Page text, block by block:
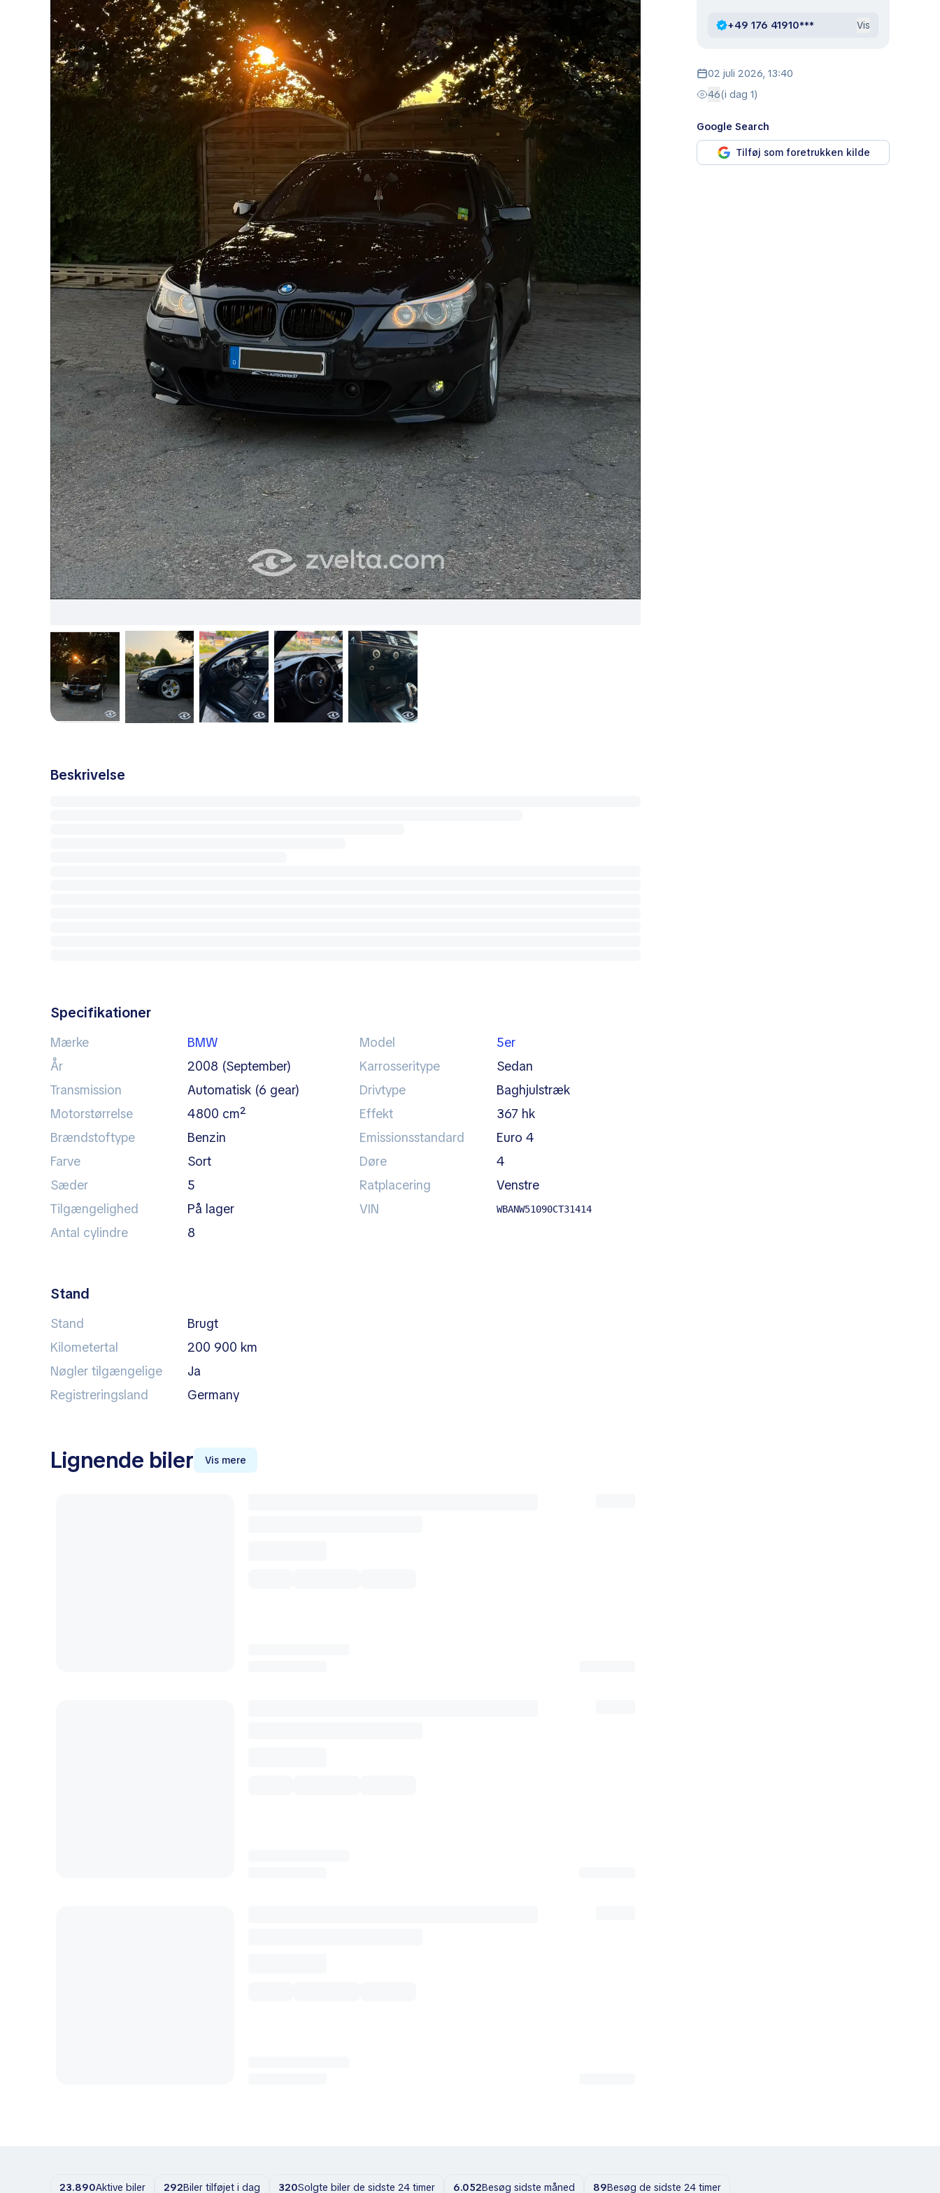
Beskrivelse
Specifikationer
Mærke BMW Model
5er
År
2008 (September) Karrosseritype
sedan
Transmission
automatisk (6 gear) Drivtype
baghjulstræk
Motorstørrelse
4800 cm² Effekt
367 hk
Brændstoftype
benzin Emissionsstandard
Euro 4
Farve
sort Døre
4
Sæder
5 Ratplacering
venstre
Tilgængelighed
på lager VIN WBANW51090CT31414
Antal cylindre 8
Stand
Stand
Brugt
Kilometertal
200 900 km
Nøgler tilgængelige
Ja
Registreringsland
Germany
Lignende biler Vis mere
+49 176 41910*** Vis
02 juli 2026, 13:40
46(i dag 1)
Google Search
Tilføj som foretrukken kilde
23.890Aktive biler 292Biler tilføjet i dag 320Solgte biler de sidste 24 timer 6.052Besøg sidste måned 89Besøg de sidste 24 timer